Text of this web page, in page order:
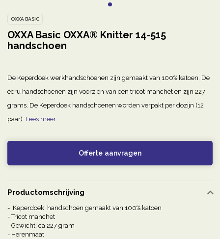
OXXA BASIC
OXXA Basic OXXA® Knitter 14-515
handschoen
De Keperdoek werkhandschoenen zijn gemaakt van 100% katoen. De
écru handschoenen zijn voorzien van een tricot manchet en zijn 227
grams. De Keperdoek handschoenen worden verpakt per dozijn (12
paar). Lees meer..
Offerte aanvragen
Productomschrijving
- 'Keperdoek' handschoen gemaakt van 100% katoen
- Tricot manchet
- Gewicht: ca 227 gram
- Herenmaat